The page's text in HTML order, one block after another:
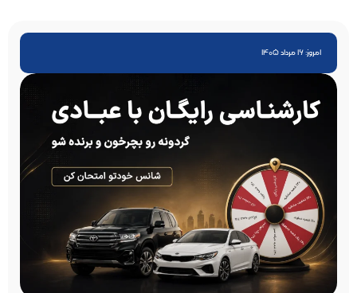
امروز: 16 مرداد 1405